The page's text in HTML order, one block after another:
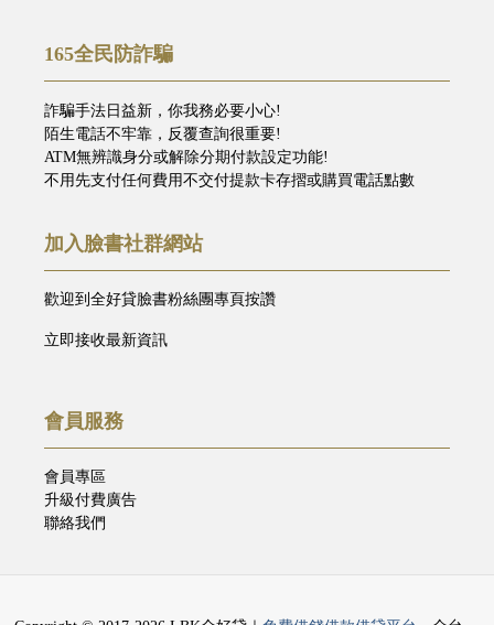
165全民防詐騙
詐騙手法日益新，你我務必要小心!
陌生電話不牢靠，反覆查詢很重要!
ATM無辨識身分或解除分期付款設定功能!
不用先支付任何費用不交付提款卡存摺或購買電話點數
加入臉書社群網站
歡迎到全好貸臉書粉絲團專頁按讚
立即接收最新資訊
會員服務
會員專區
升級付費廣告
聯絡我們